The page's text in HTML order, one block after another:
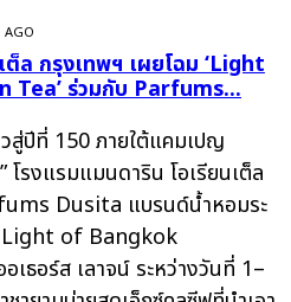
AGO
ต็ล กรุงเทพฯ เผยโฉม ‘Light
ร่วมกับ Parfums...
วสู่ปีที่ 150 ภายใต้แคมเปญ
รงแรมแมนดาริน โอเรียนเต็ล
Dusita แบรนด์น้ำหอมระ
Light of Bangkok
อร์ส เลาจน์ ระหว่างวันที่ 1–